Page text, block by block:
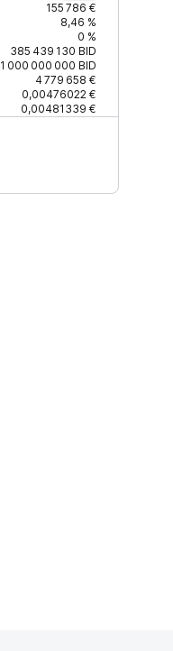
155 786 €
8,46 %
0 %
385 439 130 BID
1 000 000 000 BID
4 779 658 €
0,00476022 €
0,00481339 €
Mis à jour